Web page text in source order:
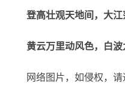
登高壮观天地间，大江
黄云万里动风色，白波
网络图片，如侵权，